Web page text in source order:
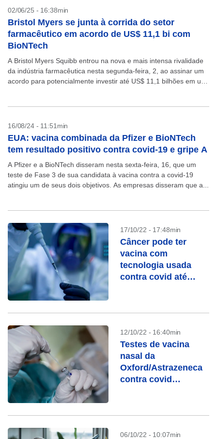
02/06/25 - 16:38min
Bristol Myers se junta à corrida do setor
farmacêutico em acordo de US$ 11,1 bi com
BioNTech
A Bristol Myers Squibb entrou na nova e mais intensa rivalidade
da indústria farmacêutica nesta segunda-feira, 2, ao assinar um
acordo para potencialmente investir até US$ 11,1 bilhões em um
16/08/24 - 11:51min
EUA: vacina combinada da Pfizer e BioNTech
tem resultado positivo contra covid-19 e gripe A
A Pfizer e a BioNTech disseram nesta sexta-feira, 16, que um
teste de Fase 3 de sua candidata à vacina contra a covid-19
atingiu um de seus dois objetivos. As empresas disseram que a...
17/10/22 - 17:48min
Câncer pode ter
vacina com
tecnologia usada
contra covid até
12/10/22 - 16:40min
Testes de vacina
nasal da
Oxford/Astrazeneca
contra covid
06/10/22 - 10:07min